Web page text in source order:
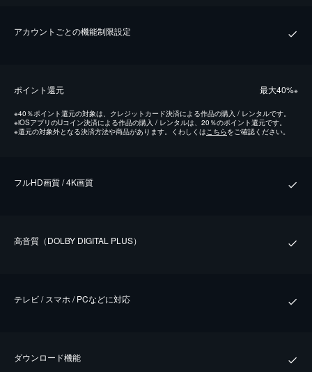
アカウントごとの機能制限設定
ポイント還元 最⼤40%※
※40％ポイント還元の対象は、クレジットカード決済による作品の購入 / レンタルです。
※iOSアプリのUコイン決済による作品の購入 / レンタルは、20％のポイント還元です。
※還元の対象外となる決済方法や商品があります。くわしくはこちらをご確認ください。
フルHD画質 / 4K画質
⾼⾳質（DOLBY DIGITAL PLUS）
テレビ / スマホ / PCなどに対応
ダウンロード機能